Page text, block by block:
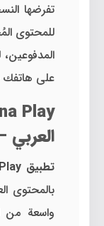
تفرضها
للمحتوى
على
تطبيق Lumina Play مهكر
بالمحتوى
واسعة من